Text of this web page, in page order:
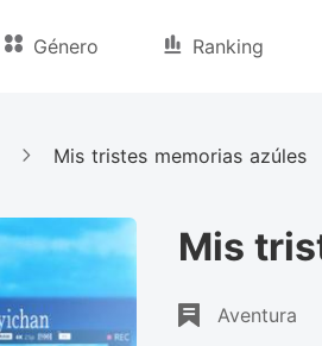
Género Ranking
Mis tristes memorias azúles
Mis
Aventura